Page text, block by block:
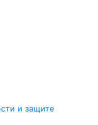
и защите